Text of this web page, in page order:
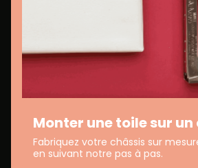
Monter une toile sur
Fabriquez votre châssis sur
en suivant notre pas à pas.